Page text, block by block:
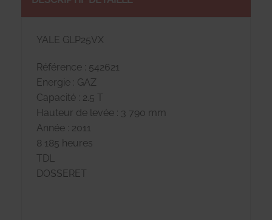
YALE GLP25VX
Référence : 542621
Energie : GAZ
Capacité : 2.5 T
Hauteur de levée : 3 790 mm
Année : 2011
8 185 heures
TDL
DOSSERET